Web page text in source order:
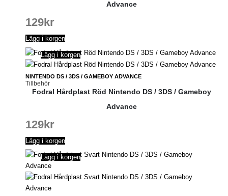
Advance
129kr
Lägg i korgen
NINTENDO DS / 3DS / GAMEBOY ADVANCE
Tillbehör
Lägg i korgen
Fodral Hårdplast Röd Nintendo DS / 3DS / Gameboy
Advance
129kr
Lägg i korgen
Lägg i korgen